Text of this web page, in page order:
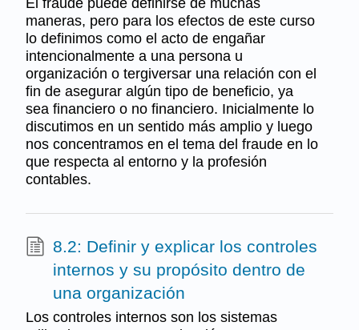
El fraude puede definirse de muchas
maneras, pero para los efectos de este curso
lo definimos como el acto de engañar
intencionalmente a una persona u
organización o tergiversar una relación con el
fin de asegurar algún tipo de beneficio, ya
sea financiero o no financiero. Inicialmente lo
discutimos en un sentido más amplio y luego
nos concentramos en el tema del fraude en lo
que respecta al entorno y la profesión
contables.
8.2: Definir y explicar los controles
internos y su propósito dentro de
una organización
Los controles internos son los sistemas